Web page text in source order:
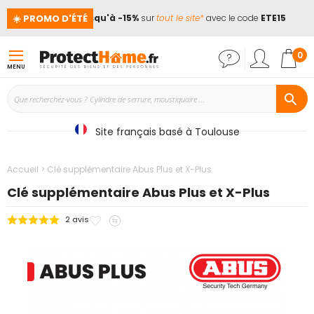
☀️ PROMO D'ÉTÉ
! 📢Jusqu'à -15%surtout le site*avec le codeETE15
MENU
0
Site français basé à Toulouse
Accueil Clé supplémentaire Abus Plus et X-Plus
Clé supplémentaire Abus Plus et X-Plus
2 avis
Ajouter
favoris